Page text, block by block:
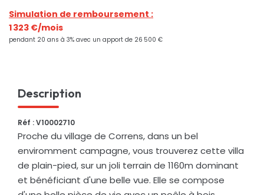
Simulation de remboursement :
1 323 €/mois
pendant 20 ans à 3% avec un apport de 26 500 €
Description
Réf : V10002710
Proche du village de Correns, dans un bel
enviromment campagne, vous trouverez cette villa
de plain-pied, sur un joli terrain de 1160m dominant
et bénéficiant d'une belle vue. Elle se compose